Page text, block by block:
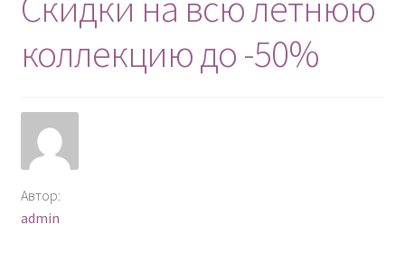
О КОМПАНИИ
ОБРАТНАЯ СВЯЗЬ
ОБУВЬ НА ГЛАВНОЙ
ОТЗЫВЫ
ПОДПИСКА
коллекцию до -50%
Автор:
admin